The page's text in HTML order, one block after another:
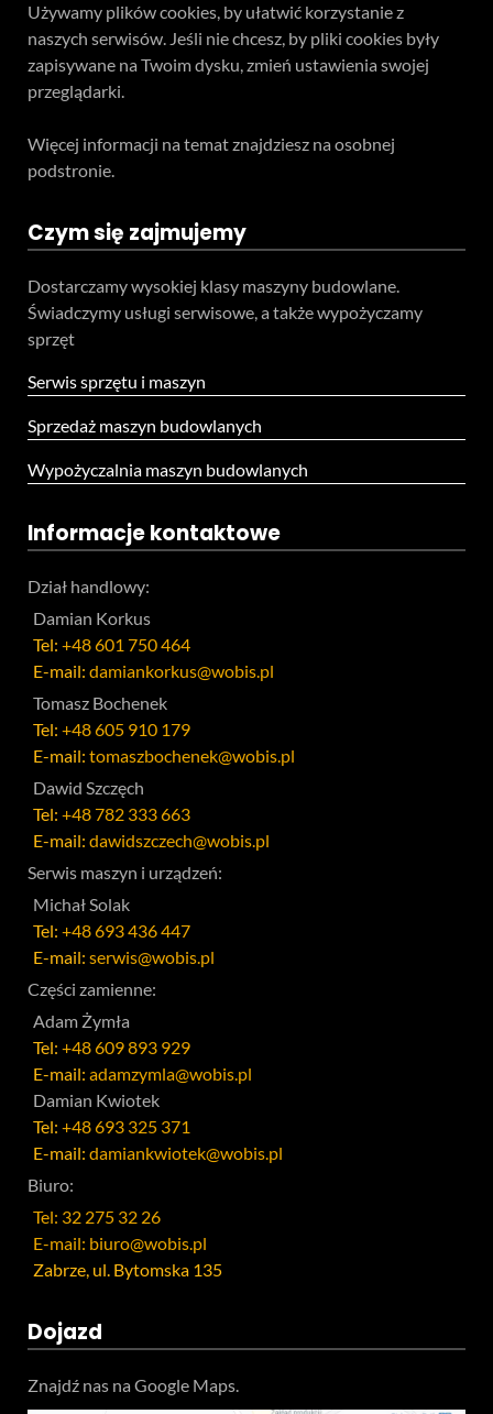
Używamy plików cookies, by ułatwić korzystanie z
naszych serwisów. Jeśli nie chcesz, by pliki cookies były
zapisywane na Twoim dysku, zmień ustawienia swojej
przeglądarki.
Więcej informacji na temat znajdziesz na osobnej
podstronie.
Czym się zajmujemy
Dostarczamy wysokiej klasy maszyny budowlane.
Świadczymy usługi serwisowe, a także wypożyczamy
sprzęt
Serwis sprzętu i maszyn
Sprzedaż maszyn budowlanych
Wypożyczalnia maszyn budowlanych
Informacje kontaktowe
Dział handlowy:
Damian Korkus
Tel: +48 601 750 464
E-mail: damiankorkus@wobis.pl
Tomasz Bochenek
Tel: +48 605 910 179
E-mail: tomaszbochenek@wobis.pl
Dawid Szczęch
Tel: +48 782 333 663
E-mail: dawidszczech@wobis.pl
Serwis maszyn i urządzeń:
Michał Solak
Tel: +48 693 436 447
E-mail: serwis@wobis.pl
Części zamienne:
Adam Żymła
Tel: +48 609 893 929
E-mail: adamzymla@wobis.pl
Damian Kwiotek
Tel: +48 693 325 371
E-mail: damiankwiotek@wobis.pl
Biuro:
Tel: 32 275 32 26
E-mail: biuro@wobis.pl
Zabrze, ul. Bytomska 135
Dojazd
Znajdź nas na Google Maps.